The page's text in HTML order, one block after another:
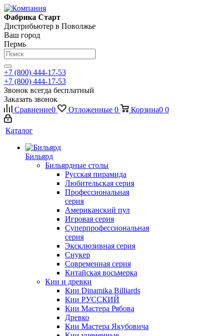
Фабрика Старт
Дистрибьютер в Поволжье
Ваш город
Пермь
+7 (800) 444-17-53
+7 (800) 444-17-53
Звонок всегда бесплатный
Заказать звонок
Сравнение0 Отложенные 0 Корзина0 0
Каталог
Бильярд
Бильярдные столы
Русская пирамида
Любительская серия
Профессиональная
серия
Американский пул
Игровая серия
Суперпрофессиональная
серия
Эксклюзивная серия
Снукер
Современная серия
Китайская восьмерка
Кии и древки
Кии Dinamika Billiards
Кии РУССКИЙ
Кии Мастера Рябова
Древко
Кии Мастера Якубовича